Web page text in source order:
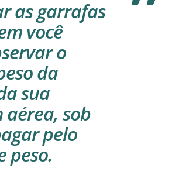
as garrafas
você
o
da
sua
aérea, sob
pelo
peso.